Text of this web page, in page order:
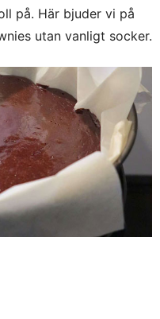
på. Här bjuder vi på
utan vanligt socker.